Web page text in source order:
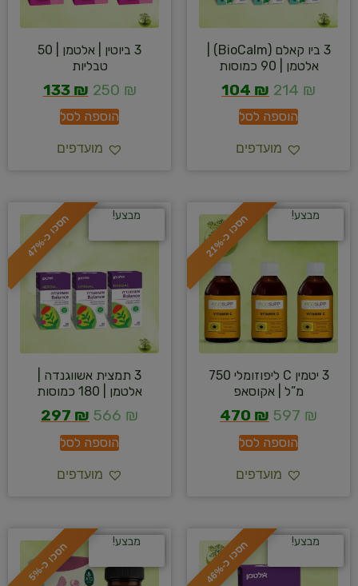
3 ביו קאלם (BioCalm) |
אלטמן | 90 כמוסות
214 ₪
104 ₪
הוספה לסל
מועדפים
3 ביוטין | אלטמן | 50
טבליות
250 ₪
133 ₪
הוספה לסל
מועדפים
ח
ס
כ
ו
כ
-
2
1
% מבצע!
3 יטמין C ליפוזומלי 750
מ”ל | אקוסאפ
597 ₪
470 ₪
הוספה לסל
מועדפים
ח
ס
כ
ו
כ
-
4
7
% מבצע!
3 תמצית אשווגנדה |
אלטמן | 180 כמוסות
566 ₪
297 ₪
הוספה לסל
מועדפים
ח
ס
כ
ו
כ
-
4
6
% מבצע! ח
ס
כ
ו
כ
-
5
% מבצע!